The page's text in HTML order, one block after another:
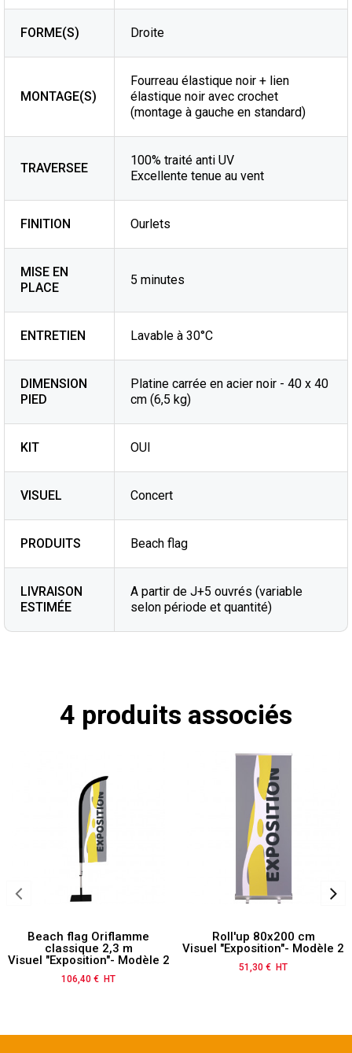
FORME(S) Droite
MONTAGE(S)
Fourreau élastique noir + lien
élastique noir avec crochet
(montage à gauche en standard)
TRAVERSEE
100% traité anti UV
Excellente tenue au vent
FINITION Ourlets
MISE EN
PLACE
5 minutes
ENTRETIEN Lavable à 30°C
DIMENSION
PIED
Platine carrée en acier noir - 40 x 40
cm (6,5 kg)
KIT OUI
VISUEL Concert
PRODUITS Beach flag
LIVRAISON
ESTIMÉE
A partir de J+5 ouvrés (variable
selon période et quantité)
4 produits associés
Beach flag Oriflamme
classique 2,3 m
Visuel "Exposition"- Modèle 2
Prix
106,40 € HT
Roll'up 80x200 cm
Visuel "Exposition"- Modèle 2
Prix
51,30 € HT